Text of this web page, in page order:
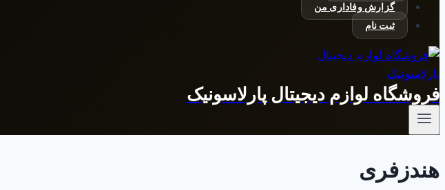
گزارش وفاداری من
ثبت نام
فروشگاه لوازم دیجیتال پارلاسونیک
هندزفری